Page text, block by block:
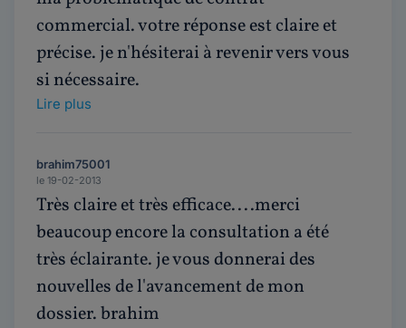
commercial. votre réponse est claire et
précise. je n'hésiterai à revenir vers vous
si nécessaire.
Lire plus
brahim75001
le 19-02-2013
Très claire et très efficace....merci
beaucoup encore la consultation a été
très éclairante. je vous donnerai des
nouvelles de l'avancement de mon
dossier. brahim